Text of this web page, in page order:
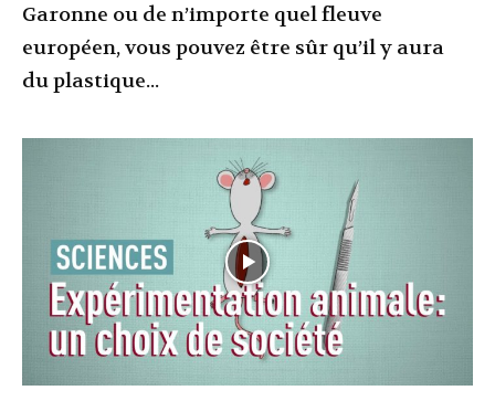
Garonne ou de n’importe quel fleuve
européen, vous pouvez être sûr qu’il y aura
du plastique...